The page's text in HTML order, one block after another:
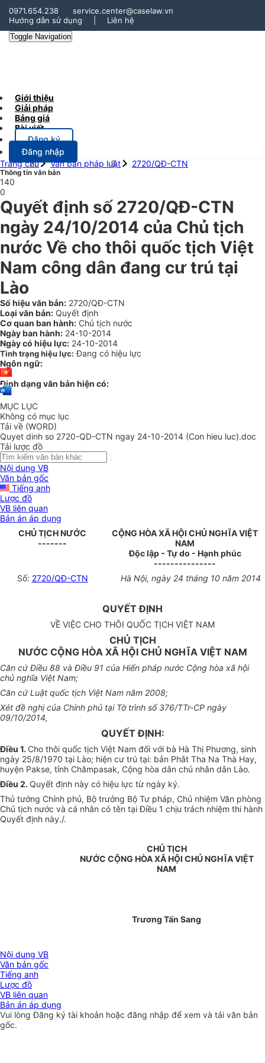
0971.654.238
service.center@caselaw.vn
Hướng dẫn sử dụng
Liên hệ
Toggle Navigation
Giới thiệu
Giải pháp
Bảng giá
Bài viết
Đăng ký
Đăng nhập
Trang chủ
Văn bản pháp luật 2720/QĐ-CTN
Thông tin văn bản
140
0
Quyết định số 2720/QĐ-CTN
ngày 24/10/2014 của Chủ tịch
nước Về cho thôi quốc tịch Việt
Nam công dân đang cư trú tại
Lào
Số hiệu văn bản: 2720/QĐ-CTN
Loại văn bản: Quyết định
Cơ quan ban hành: Chủ tịch nước
Ngày ban hành: 24-10-2014
Ngày có hiệu lực: 24-10-2014
Tình trạng hiệu lực: Đang có hiệu lực
Ngôn ngữ:
Định dạng văn bản hiện có:
MỤC LỤC
Không có mục lục
Tải về (WORD)
Quyet dinh so 2720-QD-CTN ngay 24-10-2014 (Con hieu luc).doc
Tải lược đồ
Nội dung VB
Văn bản gốc
Tiếng anh
Lược đồ
VB liên quan
Bản án áp dụng
CHỦ TỊCH NƯỚC
-------
CỘNG HÒA XÃ HỘI CHỦ NGHĨA VIỆT
NAM
Độc lập - Tự do - Hạnh phúc
---------------
Số: 2720/QĐ-CTN Hà Nội, ngày 24 tháng 10 năm 2014
QUYẾT ĐỊNH
VỀ VIỆC CHO THÔI QUỐC TỊCH VIỆT NAM
CHỦ TỊCH
NƯỚC CỘNG HÒA XÃ HỘI CHỦ NGHĨA VIỆT NAM
Căn cứ Điều 88 và Điều 91 của Hiến pháp nước Cộng hòa xã hội
chủ nghĩa Việt Nam;
Căn cứ Luật quốc tịch Việt Nam năm 2008;
Xét đề nghị của Chính phủ tại Tờ trình số 376/TTr-CP ngày
09/10/2014,
QUYẾT ĐỊNH:
Điều 1. Cho thôi quốc tịch Việt Nam đối với bà Hà Thị Phương, sinh
ngày 25/8/1970 tại Lào; hiện cư trú tại: bản Phắt Tha Na Thà Hay,
huyện Pakse, tỉnh Chămpasak, Cộng hòa dân chủ nhân dân Lào.
Điều 2. Quyết định này có hiệu lực từ ngày ký.
Thủ tướng Chính phủ, Bộ trưởng Bộ Tư pháp, Chủ nhiệm Văn phòng
Chủ tịch nước và cá nhân có tên tại Điều 1 chịu trách nhiệm thi hành
Quyết định này./.
CHỦ TỊCH
NƯỚC CỘNG HÒA XÃ HỘI CHỦ NGHĨA VIỆT
NAM
Trương Tấn Sang
Nội dung VB
Văn bản gốc
Tiếng anh
Lược đồ
VB liên quan
Bản án áp dụng
Vui lòngĐăng ký tài khoản hoặc đăng nhập để xem và tải văn bản
gốc.